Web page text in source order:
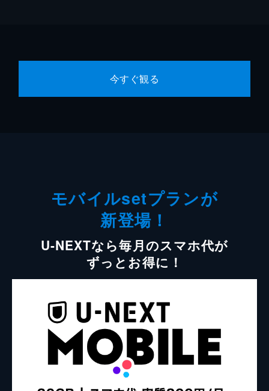
今すぐ観る
モバイルsetプランが
新登場！
U-NEXTなら毎月のスマホ代が
ずっとお得に！